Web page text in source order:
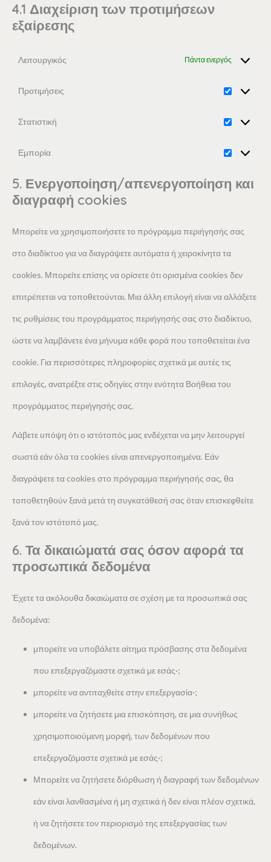
4.1 Διαχείριση των προτιμήσεων
εξαίρεσης
Λειτουργικός Πάντα ενεργός
Προτιμήσεις
Στατιστική
Εμπορία
5. Ενεργοποίηση/απενεργοποίηση και
διαγραφή cookies
Μπορείτε να χρησιμοποιήσετε το πρόγραμμα περιήγησής σας
στο διαδίκτυο για να διαγράψετε αυτόματα ή χειροκίνητα τα
cookies. Μπορείτε επίσης να ορίσετε ότι ορισμένα cookies δεν
επιτρέπεται να τοποθετούνται. Μια άλλη επιλογή είναι να αλλάξετε
τις ρυθμίσεις του προγράμματος περιήγησής σας στο διαδίκτυο,
ώστε να λαμβάνετε ένα μήνυμα κάθε φορά που τοποθετείται ένα
cookie. Για περισσότερες πληροφορίες σχετικά με αυτές τις
επιλογές, ανατρέξτε στις οδηγίες στην ενότητα Βοήθεια του
προγράμματος περιήγησής σας.
Λάβετε υπόψη ότι ο ιστότοπός μας ενδέχεται να μην λειτουργεί
σωστά εάν όλα τα cookies είναι απενεργοποιημένα. Εάν
διαγράψετε τα cookies στο πρόγραμμα περιήγησής σας, θα
τοποθετηθούν ξανά μετά τη συγκατάθεσή σας όταν επισκεφθείτε
ξανά τον ιστότοπό μας.
6. Τα δικαιώματά σας όσον αφορά τα
προσωπικά δεδομένα
Έχετε τα ακόλουθα δικαιώματα σε σχέση με τα προσωπικά σας
δεδομένα:
μπορείτε να υποβάλετε αίτημα πρόσβασης στα δεδομένα
που επεξεργαζόμαστε σχετικά με εσάς·;
μπορείτε να αντιταχθείτε στην επεξεργασία·;
μπορείτε να ζητήσετε μια επισκόπηση, σε μια συνήθως
χρησιμοποιούμενη μορφή, των δεδομένων που
επεξεργαζόμαστε σχετικά με εσάς·;
Μπορείτε να ζητήσετε διόρθωση ή διαγραφή των δεδομένων
εάν είναι λανθασμένα ή μη σχετικά ή δεν είναι πλέον σχετικά,
ή να ζητήσετε τον περιορισμό της επεξεργασίας των
δεδομένων.